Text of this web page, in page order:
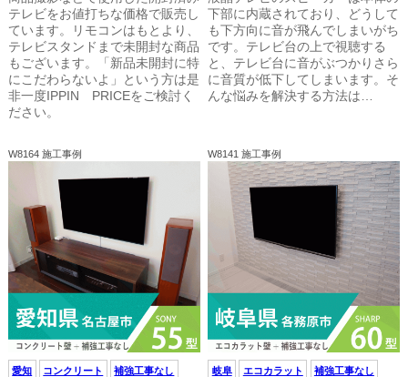
テレビをお値打ちな価格で販売し
ています。リモコンはもとより、
テレビスタンドまで未開封な商品
もございます。「新品未開封に特
にこだわらないよ」という方は是
非一度IPPIN PRICEをご検討く
ださい。
下部に内蔵されており、どうして
も下方向に音が飛んでしまいがち
です。テレビ台の上で視聴する
と、テレビ台に音がぶつかりさら
に音質が低下してしまいます。そ
んな悩みを解決する方法は…
W8164 施工事例
愛知 コンクリート 補強工事なし
W8141 施工事例
岐阜 エコカラット 補強工事なし